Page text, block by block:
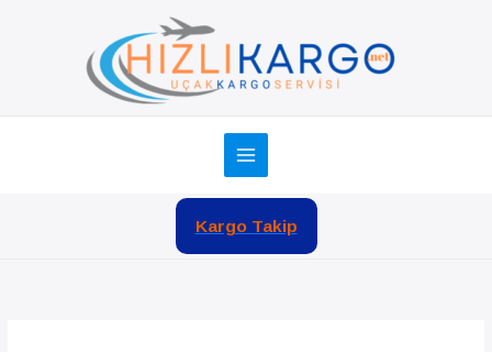
Kargo Takip